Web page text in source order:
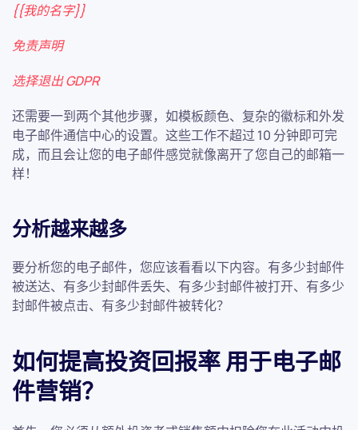
{{我的名字}}
免责声明
选择退出 GDPR
还需要一到两个其他步骤，如模板颜色、复杂的徽标和外发
电子邮件通信中心的设置。这些工作不超过 10 分钟即可完
成，而且会让您的电子邮件感觉就像离开了您自己的邮箱一
样！
分析越来越多
要分析您的电子邮件，您应该看看以下内容。有多少封邮件
被送达、有多少封邮件丢失、有多少封邮件被打开、有多少
封邮件被点击、有多少封邮件被转化？
如何提高投资回报率用于电子邮
件营销？